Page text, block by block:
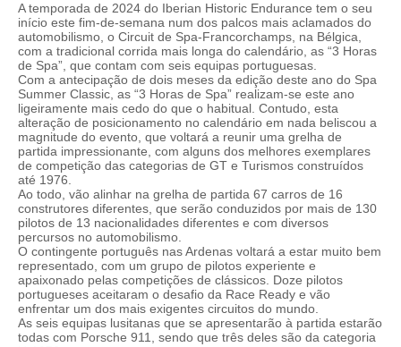
A temporada de 2024 do Iberian Historic Endurance tem o seu
início este fim-de-semana num dos palcos mais aclamados do
automobilismo, o Circuit de Spa-Francorchamps, na Bélgica,
com a tradicional corrida mais longa do calendário, as “3 Horas
de Spa”, que contam com seis equipas portuguesas.
Com a antecipação de dois meses da edição deste ano do Spa
Summer Classic, as “3 Horas de Spa” realizam-se este ano
ligeiramente mais cedo do que o habitual. Contudo, esta
alteração de posicionamento no calendário em nada beliscou a
magnitude do evento, que voltará a reunir uma grelha de
partida impressionante, com alguns dos melhores exemplares
de competição das categorias de GT e Turismos construídos
até 1976.
Ao todo, vão alinhar na grelha de partida 67 carros de 16
construtores diferentes, que serão conduzidos por mais de 130
pilotos de 13 nacionalidades diferentes e com diversos
percursos no automobilismo.
O contingente português nas Ardenas voltará a estar muito bem
representado, com um grupo de pilotos experiente e
apaixonado pelas competições de clássicos. Doze pilotos
portugueses aceitaram o desafio da Race Ready e vão
enfrentar um dos mais exigentes circuitos do mundo.
As seis equipas lusitanas que se apresentarão à partida estarão
todas com Porsche 911, sendo que três deles são da categoria